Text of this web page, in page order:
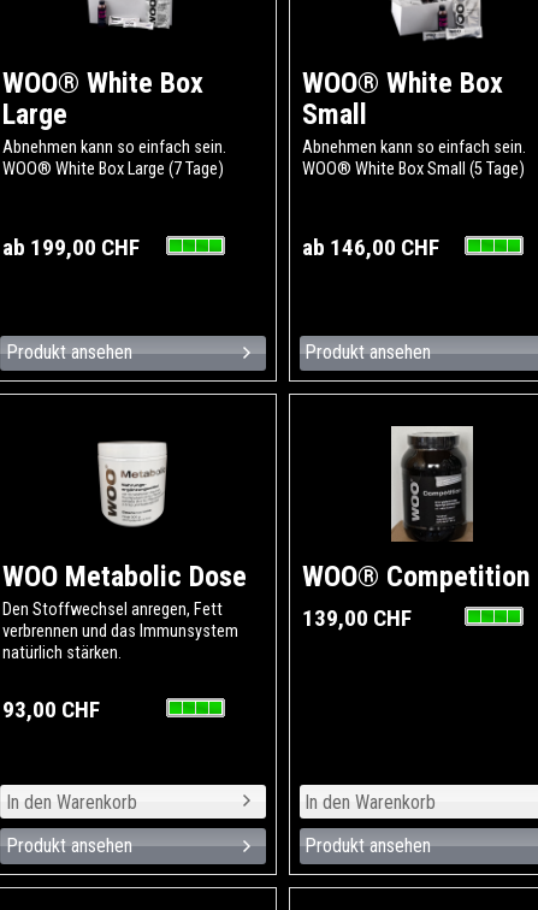
WOO® White Box
Large
Abnehmen kann so einfach sein.
WOO® White Box Large (7 Tage)
ab 199,00 CHF
Produkt ansehen
WOO® White Box
Small
Abnehmen kann so einfach sein.
WOO® White Box Small (5 Tage)
ab 146,00 CHF
Produkt ansehen
WOO Metabolic Dose
Den Stoffwechsel anregen, Fett
verbrennen und das Immunsystem
natürlich stärken.
93,00 CHF
Produkt ansehen
WOO® Competition
139,00 CHF
Produkt ansehen